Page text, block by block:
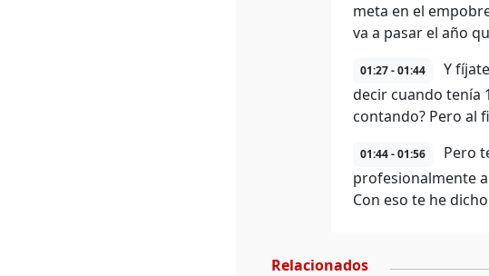
meta en el
va a pasar el año
01:27 - 01:44
Y
decir cuando tenía
contando? Pero al
01:44 - 01:56
Pero
profesionalmente
Con eso te he
Relacionados